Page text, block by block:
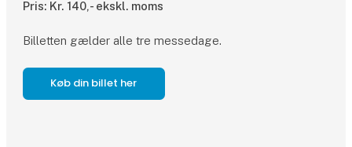
Pris: Kr. 140,- ekskl. moms
Billetten gælder alle tre messedage.
Køb din billet her